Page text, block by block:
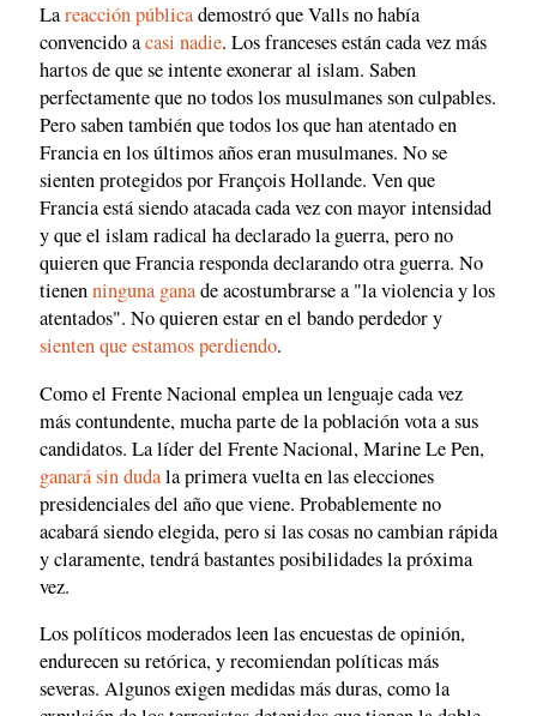
Lareacción públicademostró que Valls no había
convencido acasi nadie. Los franceses están cada vez más
hartos de que se intente exonerar al islam. Saben
perfectamente que no todos los musulmanes son culpables.
Pero saben también que todos los que han atentado en
Francia en los últimos años eran musulmanes. No se
sienten protegidos por François Hollande. Ven que
Francia está siendo atacada cada vez con mayor intensidad
y que el islam radical ha declarado la guerra, pero no
quieren que Francia responda declarando otra guerra. No
tienenninguna ganade acostumbrarse a "la violencia y los
atentados". No quieren estar en el bando perdedor y
sienten que estamos perdiendo.
Como el Frente Nacional emplea un lenguaje cada vez
más contundente, mucha parte de la población vota a sus
candidatos. La líder del Frente Nacional, Marine Le Pen,
ganará sin dudala primera vuelta en las elecciones
presidenciales del año que viene. Probablemente no
acabará siendo elegida, pero si las cosas no cambian rápida
y claramente, tendrá bastantes posibilidades la próxima
vez.
Los políticos moderados leen las encuestas de opinión,
endurecen su retórica, y recomiendan políticas más
severas. Algunos exigen medidas más duras, como la